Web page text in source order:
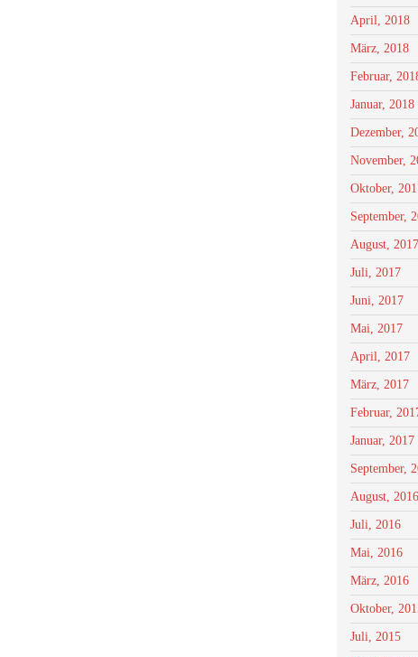
April, 2018
März, 2018
Februar,
Januar, 2018
Dezember,
November,
Oktober,
September,
August, 2017
Juli, 2017
Juni, 2017
Mai, 2017
April, 2017
März, 2017
Februar,
Januar, 2017
September,
August, 2016
Juli, 2016
Mai, 2016
März, 2016
Oktober,
Juli, 2015